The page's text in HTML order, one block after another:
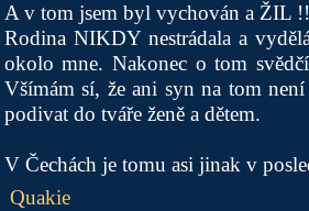
A v tom jsem byl vychován a ŽIL
Rodina NIKDY nestrádala a
okolo mne. Nakonec o tom
Všímám sí, že ani syn na tom
podivat do tváře ženě a dětem.
V Čechách je tomu asi jinak v
Quakie